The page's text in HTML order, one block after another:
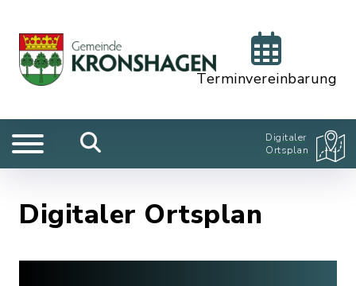
Terminvereinbarung
Digitaler
Ortsplan
Digitaler Ortsplan